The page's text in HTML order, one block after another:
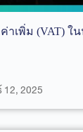
าเพิ่ม (VAT) ใ
2025